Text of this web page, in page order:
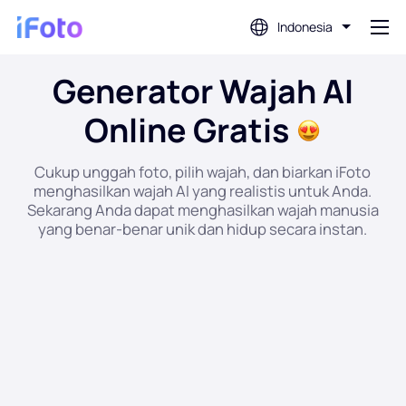
Indonesia
Gabung
Penghapus Latar Belakang
Generator Wajah AI
Online Gratis
Cukup unggah foto, pilih wajah, dan biarkan iFoto
menghasilkan wajah AI yang realistis untuk Anda.
Sekarang Anda dapat menghasilkan wajah manusia
yang benar-benar unik dan hidup secara instan.